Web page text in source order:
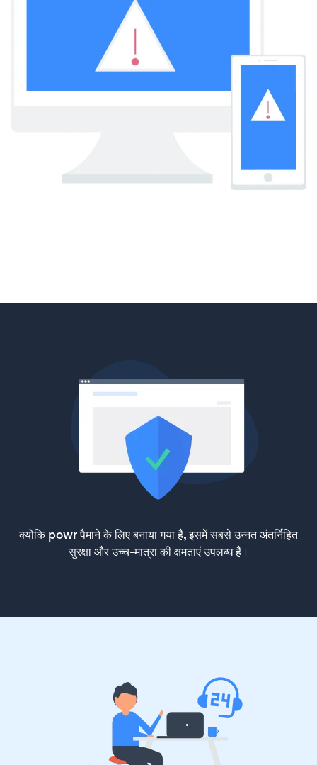
क्योंकि powr पैमाने के लिए बनाया गया है, इसमें सबसे उन्नत अंतर्निहित
सुरक्षा और उच्च-मात्रा की क्षमताएं उपलब्ध हैं।